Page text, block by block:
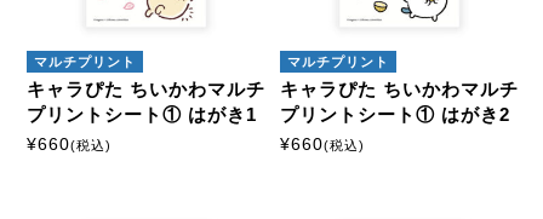
マルチプリント
キャラぴた ちいかわマルチ
プリントシート① はがき1
¥660(税込)
マルチプリント
キャラぴた ちいかわマルチ
プリントシート① はがき2
¥660(税込)